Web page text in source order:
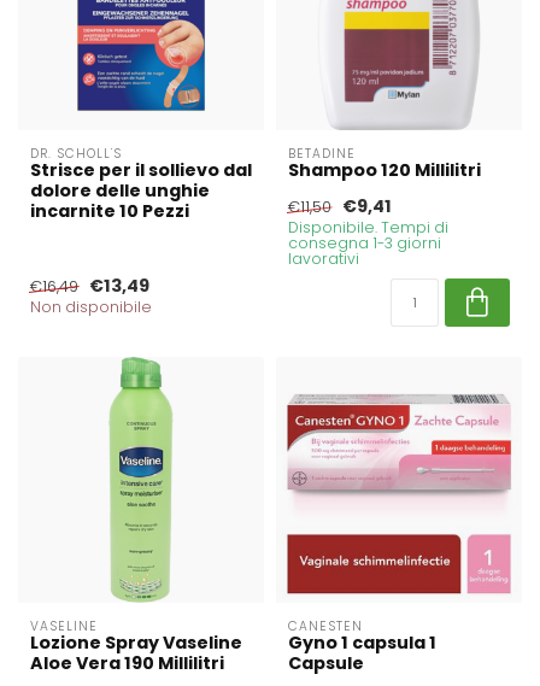
DR. SCHOLL'S
Strisce per il sollievo dal
dolore delle unghie
incarnite 10 Pezzi
€16,49 €13,49
Non disponibile
BETADINE
Shampoo 120 Millilitri
€11,50 €9,41
Disponibile. Tempi di
consegna 1-3 giorni
lavorativi
VASELINE
Lozione Spray Vaseline
Aloe Vera 190 Millilitri
CANESTEN
Gyno 1 capsula 1
Capsule